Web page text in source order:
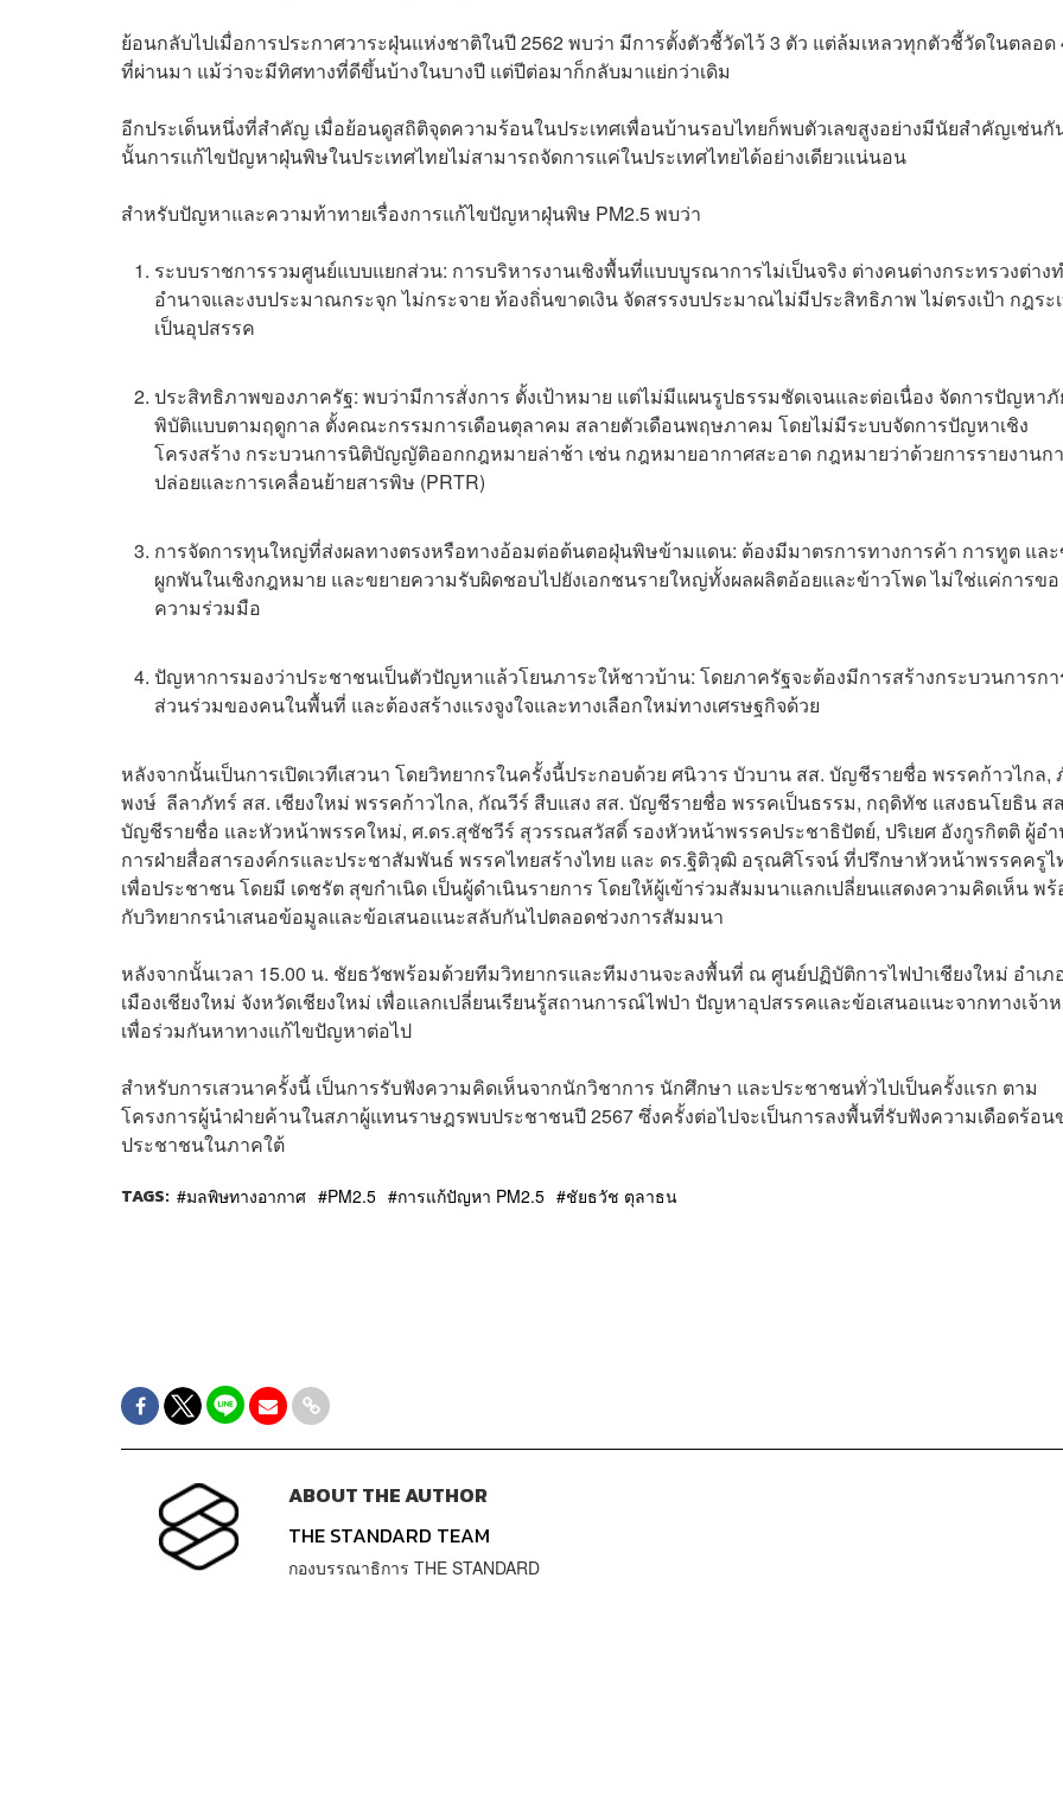
ย้อนกลับไปเมื่อการประกาศวาระฝุ่นแห่งชาติในปี 2562 พบว่า มีการตั้งตัวชี้วัดไว้ 3 ตัว แต่ล้มเหลวทุกตัวชี้วัดในตลอด
ที่ผ่านมา แม้ว่าจะมีทิศทางที่ดีขึ้นบ้างในบางปี แต่ปีต่อมาก็กลับมาแย่กว่าเดิม
อีกประเด็นหนึ่งที่สำคัญ เมื่อย้อนดูสถิติจุดความร้อนในประเทศเพื่อนบ้านรอบไทยก็พบตัวเลขสูงอย่างมีนัยสำคัญเช่นกั
นั้นการแก้ไขปัญหาฝุ่นพิษในประเทศไทยไม่สามารถจัดการแค่ในประเทศไทยได้อย่างเดียวแน่นอน
สำหรับปัญหาและความท้าทายเรื่องการแก้ไขปัญหาฝุ่นพิษ PM2.5 พบว่า
ระบบราชการรวมศูนย์แบบแยกส่วน: การบริหารงานเชิงพื้นที่แบบบูรณาการไม่เป็นจริง ต่างคนต่างกระทรวงต่าง
อำนาจและงบประมาณกระจุก ไม่กระจาย ท้องถิ่นขาดเงิน จัดสรรงบประมาณไม่มีประสิทธิภาพ ไม่ตรงเป้า กฎระ
เป็นอุปสรรค
ประสิทธิภาพของภาครัฐ: พบว่ามีการสั่งการ ตั้งเป้าหมาย แต่ไม่มีแผนรูปธรรมชัดเจนและต่อเนื่อง จัดการปัญหา
พิบัติแบบตามฤดูกาล ตั้งคณะกรรมการเดือนตุลาคม สลายตัวเดือนพฤษภาคม โดยไม่มีระบบจัดการปัญหาเชิง
โครงสร้าง กระบวนการนิติบัญญัติออกกฎหมายล่าช้า เช่น กฎหมายอากาศสะอาด กฎหมายว่าด้วยการรายงานก
ปล่อยและการเคลื่อนย้ายสารพิษ (PRTR)
การจัดการทุนใหญ่ที่ส่งผลทางตรงหรือทางอ้อมต่อต้นตอฝุ่นพิษข้ามแดน: ต้องมีมาตรการทางการค้า การทูต แล
ผูกพันในเชิงกฎหมาย และขยายความรับผิดชอบไปยังเอกชนรายใหญ่ทั้งผลผลิตอ้อยและข้าวโพด ไม่ใช่แค่การขอ
ความร่วมมือ
ปัญหาการมองว่าประชาชนเป็นตัวปัญหาแล้วโยนภาระให้ชาวบ้าน: โดยภาครัฐจะต้องมีการสร้างกระบวนการก
ส่วนร่วมของคนในพื้นที่ และต้องสร้างแรงจูงใจและทางเลือกใหม่ทางเศรษฐกิจด้วย
หลังจากนั้นเป็นการเปิดเวทีเสวนา โดยวิทยากรในครั้งนี้ประกอบด้วย ศนิวาร บัวบาน สส. บัญชีรายชื่อ พรรคก้าวไกล,
พงษ์ ลีลาภัทร์ สส. เชียงใหม่ พรรคก้าวไกล, กัณวีร์ สืบแสง สส. บัญชีรายชื่อ พรรคเป็นธรรม, กฤดิทัช แสงธนโยธิน ส
บัญชีรายชื่อ และหัวหน้าพรรคใหม่, ศ.ดร.สุชัชวีร์ สุวรรณสวัสดิ์ รองหัวหน้าพรรคประชาธิปัตย์, ปริเยศ อังกูรกิตติ ผู้อ
การฝ่ายสื่อสารองค์กรและประชาสัมพันธ์ พรรคไทยสร้างไทย และ ดร.ฐิติวุฒิ อรุณศิโรจน์ ที่ปรึกษาหัวหน้าพรรคครูไ
เพื่อประชาชน โดยมี เดชรัต สุขกำเนิด เป็นผู้ดำเนินรายการ โดยให้ผู้เข้าร่วมสัมมนาแลกเปลี่ยนแสดงความคิดเห็น พ
กับวิทยากรนำเสนอข้อมูลและข้อเสนอแนะสลับกันไปตลอดช่วงการสัมมนา
หลังจากนั้นเวลา 15.00 น. ชัยธวัชพร้อมด้วยทีมวิทยากรและทีมงานจะลงพื้นที่ ณ ศูนย์ปฏิบัติการไฟป่าเชียงใหม่ อำเภ
เมืองเชียงใหม่ จังหวัดเชียงใหม่ เพื่อแลกเปลี่ยนเรียนรู้สถานการณ์ไฟป่า ปัญหาอุปสรรคและข้อเสนอแนะจากทางเจ้า
เพื่อร่วมกันหาทางแก้ไขปัญหาต่อไป
สำหรับการเสวนาครั้งนี้ เป็นการรับฟังความคิดเห็นจากนักวิชาการ นักศึกษา และประชาชนทั่วไปเป็นครั้งแรก ตาม
โครงการผู้นำฝ่ายค้านในสภาผู้แทนราษฎรพบประชาชนปี 2567 ซึ่งครั้งต่อไปจะเป็นการลงพื้นที่รับฟังความเดือดร้อน
ประชาชนในภาคใต้
TAGS: มลพิษทางอากาศ PM2.5 การแก้ปัญหา PM2.5 ชัยธวัช ตุลาธน
ABOUT THE AUTHOR
THE STANDARD TEAM
กองบรรณาธิการ THE STANDARD